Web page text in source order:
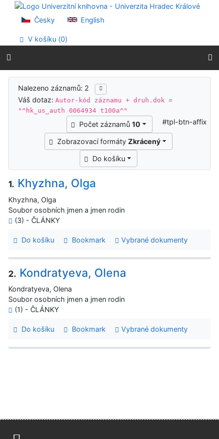
Přejít na obsah
Přejít na menu
Prohlášení o webové přístupnosti
Česky English
V košíku (0)
Výsledky vyhledávání
Nalezeno záznamů: 2
Váš dotaz:Autor-kód záznamu + druh.dok =
"^hk_us_auth 0064934 t100a^"
Počet záznamů 10
Zobrazovací formáty Zkrácený
Do košíku
#tpl-btn-affix
1. Khyzhna, Olga
Khyzhna, Olga
Soubor osobních jmen a jmen rodin
(3) - ČLÁNKY
Do košíku Bookmark Vybrané dokumenty
2. Kondratyeva, Olena
Kondratyeva, Olena
Soubor osobních jmen a jmen rodin
(1) - ČLÁNKY
Do košíku Bookmark Vybrané dokumenty